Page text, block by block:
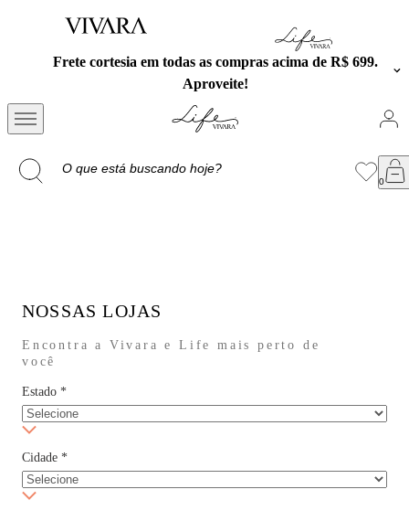
Frete cortesia em todas as compras acima de R$ 699.
Aproveite!
NOSSAS LOJAS
Encontra a Vivara e Life mais perto de
você
Estado *
Cidade *